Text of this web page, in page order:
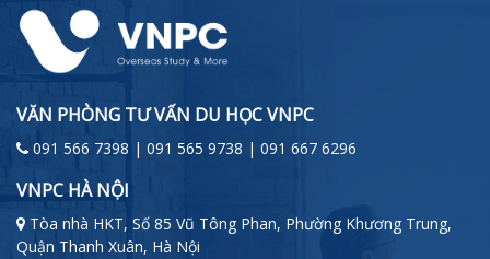
VĂN PHÒNG TƯ VẤN DU HỌC VNPC
091 566 7398 | 091 565 9738 | 091 667 6296
VNPC HÀ NỘI
Tòa nhà HKT, Số 85 Vũ Tông Phan, Phường Khương Trung,
Quận Thanh Xuân, Hà Nội